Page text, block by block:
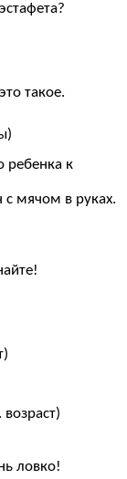
такое.
ребенка к
с мячом в руках.
ловко!